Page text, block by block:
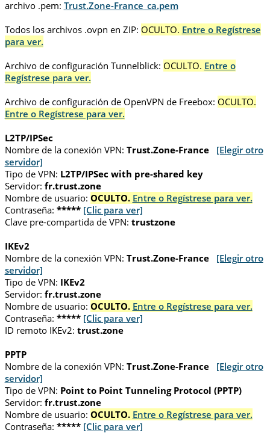
archivo .pem: Trust.Zone-France_ca.pem
Todos los archivos .ovpn en ZIP: OCULTO. Entre o Regístrese
para ver.
Archivo de configuración Tunnelblick: OCULTO. Entre o
Regístrese para ver.
Archivo de configuración de OpenVPN de Freebox: OCULTO.
Entre o Regístrese para ver.
L2TP/IPSec
Nombre de la conexión VPN: Trust.Zone-France
[Elegir otro
servidor]
Tipo de VPN: L2TP/IPSec with pre-shared key
Servidor: fr.trust.zone
Nombre de usuario: OCULTO. Entre o Regístrese para ver.
Contraseña: ***** [Clic para ver]
Clave pre-compartida de VPN: trustzone
IKEv2
Nombre de la conexión VPN: Trust.Zone-France
[Elegir otro
servidor]
Tipo de VPN: IKEv2
Servidor: fr.trust.zone
Nombre de usuario: OCULTO. Entre o Regístrese para ver.
Contraseña: ***** [Clic para ver]
ID remoto IKEv2: trust.zone
PPTP
Nombre de la conexión VPN: Trust.Zone-France
[Elegir otro
servidor]
Tipo de VPN: Point to Point Tunneling Protocol (PPTP)
Servidor: fr.trust.zone
Nombre de usuario: OCULTO. Entre o Regístrese para ver.
Contraseña: ***** [Clic para ver]